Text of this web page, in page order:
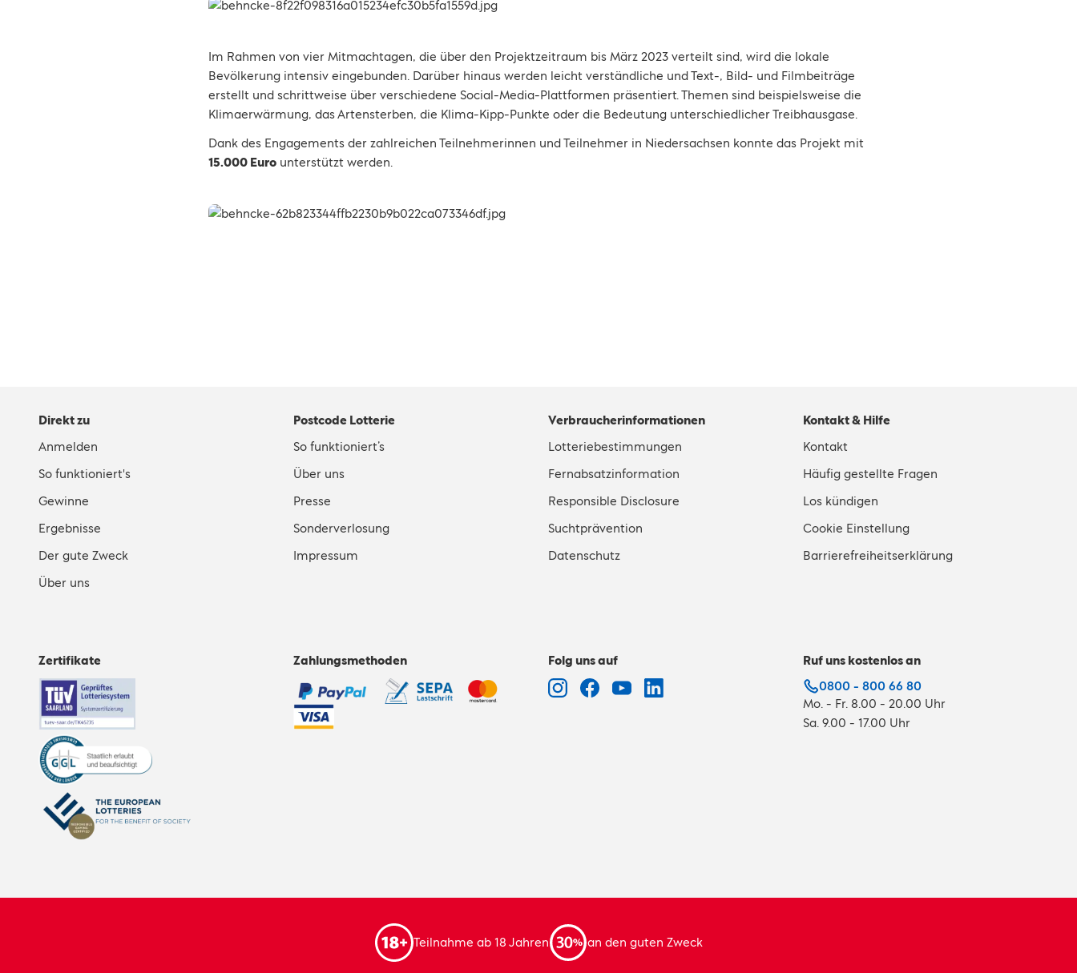
Im Rahmen von vier Mitmachtagen, die über den Projektzeitraum bis März 2023 verteilt sind, wird die lokale
Bevölkerung intensiv eingebunden. Darüber hinaus werden leicht verständliche und Text-, Bild- und Filmbeiträge
erstellt und schrittweise über verschiedene Social-Media-Plattformen präsentiert. Themen sind beispielsweise die
Klimaerwärmung, das Artensterben, die Klima-Kipp-Punkte oder die Bedeutung unterschiedlicher Treibhausgase.
Dank des Engagements der zahlreichen Teilnehmerinnen und Teilnehmer in Niedersachsen konnte das Projekt mit
15.000 Euro unterstützt werden.
Direkt zu
Anmelden
So funktioniert's
Gewinne
Ergebnisse
Der gute Zweck
Über uns
Postcode Lotterie
So funktioniert’s
Über uns
Presse
Sonderverlosung
Impressum
Verbraucherinformationen
Lotteriebestimmungen
Fernabsatzinformation
Responsible Disclosure
Suchtprävention
Datenschutz
Kontakt & Hilfe
Kontakt
Häufig gestellte Fragen
Los kündigen
Cookie Einstellung
Barrierefreiheitserklärung
Zertifikate Zahlungsmethoden Folg uns auf
Ruf uns kostenlos an
0800 - 800 66 80
Mo. - Fr. 8.00 - 20.00 Uhr
Sa. 9.00 - 17.00 Uhr
Teilnahme ab 18 Jahren an den guten Zweck